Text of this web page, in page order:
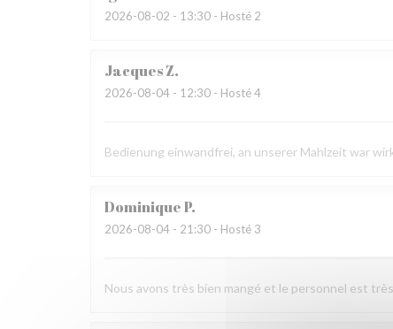
2026-08-02 - 13:30 - Hosté 2
JacquesZ
2026-08-04 - 12:30 - Hosté 4
Bedienung einwandfrei, an unserer Mahlzeit war
DominiqueP
2026-08-04 - 21:30 - Hosté 3
Nous avons très bien mangé et le personnel est